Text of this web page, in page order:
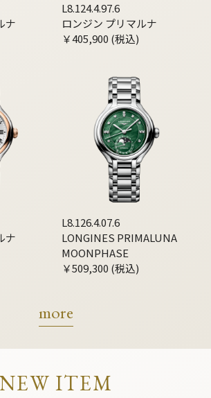
ナ
L8.124.4.97.6
ロンジン プリマルナ
￥405,900 (税込)
ナ
L8.126.4.07.6
LONGINES PRIMALUNA
MOONPHASE
￥509,300 (税込)
more
NEW ITEM